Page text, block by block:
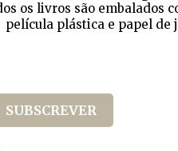
os livros são embalados
película plástica e papel de